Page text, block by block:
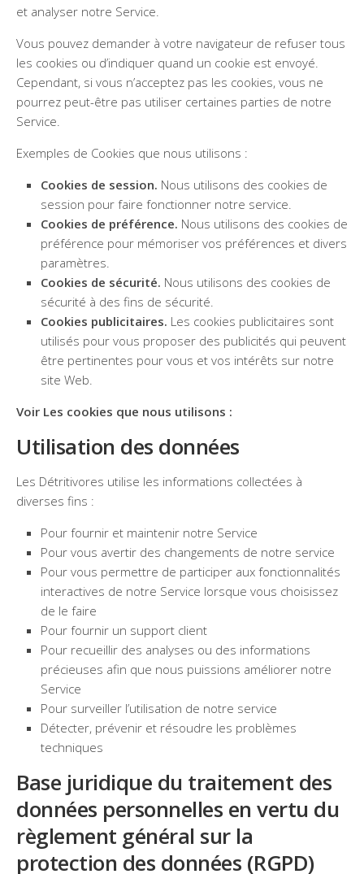
et analyser notre Service.
Vous pouvez demander à votre navigateur de refuser tous
les cookies ou d’indiquer quand un cookie est envoyé.
Cependant, si vous n’acceptez pas les cookies, vous ne
pourrez peut-être pas utiliser certaines parties de notre
Service.
Exemples de Cookies que nous utilisons :
Cookies de session. Nous utilisons des cookies de
session pour faire fonctionner notre service.
Cookies de préférence. Nous utilisons des cookies de
préférence pour mémoriser vos préférences et divers
paramètres.
Cookies de sécurité. Nous utilisons des cookies de
sécurité à des fins de sécurité.
Cookies publicitaires. Les cookies publicitaires sont
utilisés pour vous proposer des publicités qui peuvent
être pertinentes pour vous et vos intérêts sur notre
site Web.
Voir Les cookies que nous utilisons :
Utilisation des données
Les Détritivores utilise les informations collectées à
diverses fins :
Pour fournir et maintenir notre Service
Pour vous avertir des changements de notre service
Pour vous permettre de participer aux fonctionnalités
interactives de notre Service lorsque vous choisissez
de le faire
Pour fournir un support client
Pour recueillir des analyses ou des informations
précieuses afin que nous puissions améliorer notre
Service
Pour surveiller l’utilisation de notre service
Détecter, prévenir et résoudre les problèmes
techniques
Base juridique du traitement des
données personnelles en vertu du
règlement général sur la
protection des données (RGPD)